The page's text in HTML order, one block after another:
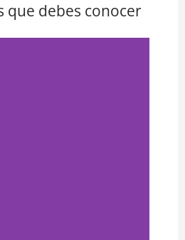
que debes conocer